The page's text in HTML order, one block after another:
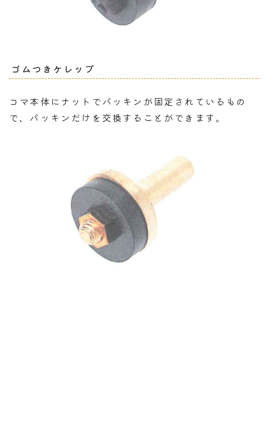
ゴムつきケレップ
コマ本体にナットでパッキンが固定されているもの
で、パッキンだけを交換することができます。